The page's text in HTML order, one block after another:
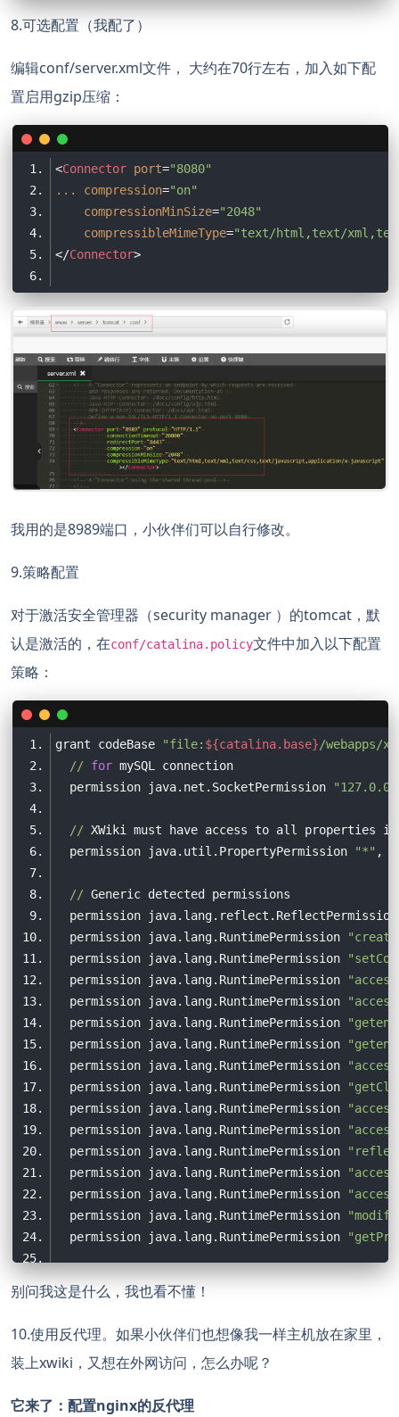
8.可选配置（我配了）
编辑conf/server.xml文件， 大约在70行左右，加入如下配
置启用gzip压缩：
<Connector port="8080"
...
compression="on"
compressionMinSize="2048"
compressibleMimeType="text/html,text/
</Connector>
我用的是8989端口，小伙伴们可以自行修改。
9.策略配置
对于激活安全管理器（security manager ）的tomcat，默
认是激活的，在conf/catalina.policy文件中加入以下配置
策略：
grant codeBase "file: ${catalina.base}/webapps/
//
for
  permission java.net.SocketPermission
// XWiki must have access to all properties
  permission java.util.PropertyPermission
"*" ,
//
permission
  permission java.lang.RuntimePermission
  permission java.lang.RuntimePermission
  permission java.lang.RuntimePermission
  permission java.lang.RuntimePermission
  permission java.lang.RuntimePermission
  permission java.lang.RuntimePermission
  permission java.lang.RuntimePermission
  permission java.lang.RuntimePermission
  permission java.lang.RuntimePermission
  permission java.lang.RuntimePermission
  permission java.lang.RuntimePermission
  permission java.lang.RuntimePermission
  permission java.lang.RuntimePermission
  permission java.lang.RuntimePermission
  permission java.lang.RuntimePermission
  permission javax.xml.bind.JAXBPermission
//
  permission java.io.SerializablePermission
  permission java.io.SerializablePermission
别问我这是什么，我也看不懂！
10.使用反代理。如果小伙伴们也想像我一样主机放在家里，
装上xwiki，又想在外网访问，怎么办呢？
它来了：配置nginx的反代理